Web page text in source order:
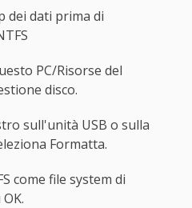
dei dati prima di
PC/Risorse del
disco.
sull'unità USB o sulla
Formatta.
come file system di